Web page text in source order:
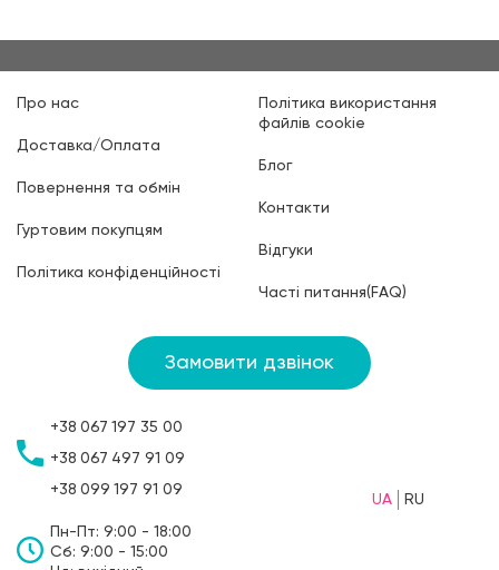
Про нас
Доставка/Оплата
Повернення та обмін
Гуртовим покупцям
Політика конфіденційності
Політика використання
файлів cookie
Блог
Контакти
Відгуки
Часті питання(FAQ)
Замовити дзвінок
+38 067 197 35 00
+38 067 497 91 09
+38 099 197 91 09
Пн-Пт: 9:00 - 18:00
Сб: 9:00 - 15:00
UA RU